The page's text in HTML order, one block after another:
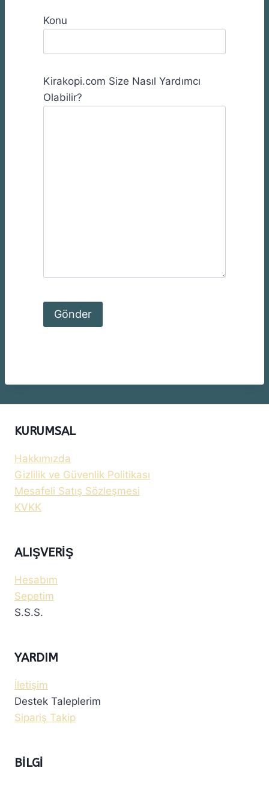
Konu
Kirakopi.com Size Nasıl Yardımcı
Olabilir?
KURUMSAL
Hakkımızda
Gizlilik ve Güvenlik Politikası
Mesafeli Satış Sözleşmesi
KVKK
ALIŞVERIŞ
Hesabım
Sepetim
S.S.S.
YARDIM
İletişim
Destek Taleplerim
Sipariş Takip
BILGI